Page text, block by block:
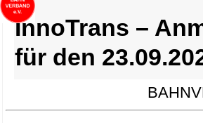
InnoTrans –
für den